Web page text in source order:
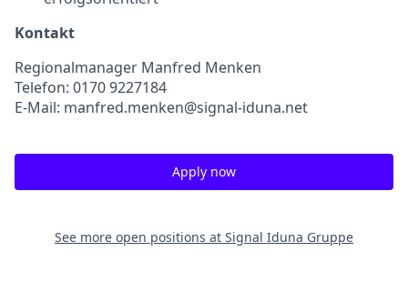
Kontakt
Regionalmanager Manfred Menken
Telefon: 0170 9227184
E-Mail: manfred.menken@signal-iduna.net
Apply now
See more open positions at Signal Iduna Gruppe